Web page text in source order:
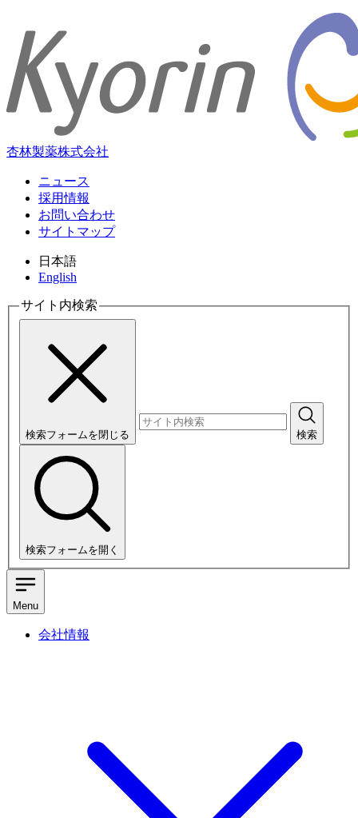
杏林製薬株式会社
ニュース
採用情報
お問い合わせ
サイトマップ
日本語
English
サイト内検索
検索フォームを閉じる 検索
検索フォームを開く
Menu
会社情報